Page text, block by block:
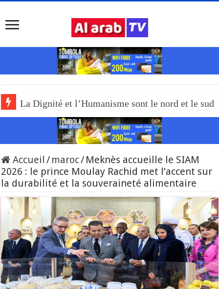
La Dignité et l’Humanisme sont le nord et le
Accueil / maroc/ Meknès accueille le SIAM
2026 : le prince Moulay Rachid met l’accent sur
la durabilité et la souveraineté alimentaire